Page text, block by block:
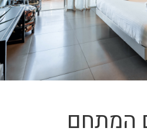
המתחם